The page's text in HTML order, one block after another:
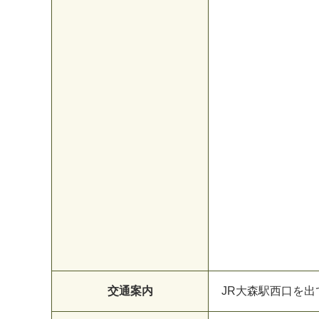
交通案内 JR大森駅西口を出